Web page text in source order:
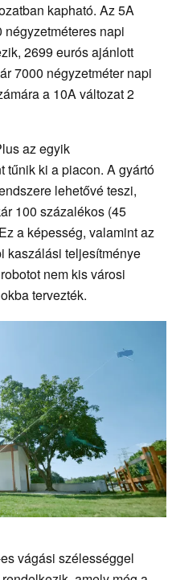
kapható. Az 5A
napi
2699 eurós ajánlott
7000 négyzetméter napi
a 10A változat 2
az egyik
tűnik ki a piacon. A gyártó
lehetővé teszi,
100 százalékos (45
a képesség, valamint az
kaszálási teljesítménye
nem kis városi
tervezték.
vágási szélességgel